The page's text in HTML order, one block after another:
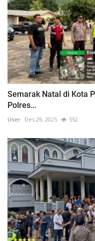
Semarak Natal di Kota
Polres...
User Des 29, 2025 552